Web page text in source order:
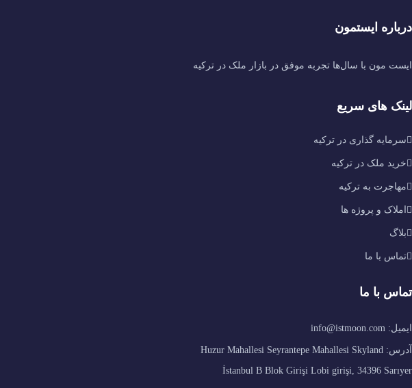
درباره ایستمون
ایست مون با سال‌ها تجربه موفق در بازار ملک در ترکیه
لینک های سریع
سرمایه گذاری در ترکیه
خرید ملک در ترکیه
مهاجرت به ترکیه
املاک و پروژه ها
بلاگ
تماس با ما
تماس با ما
ایمیل: info@istmoon.com
آدرس: Huzur Mahallesi Seyrantepe Mahallesi Skyland
İstanbul B Blok Girişi Lobi girişi, 34396 Sarıyer